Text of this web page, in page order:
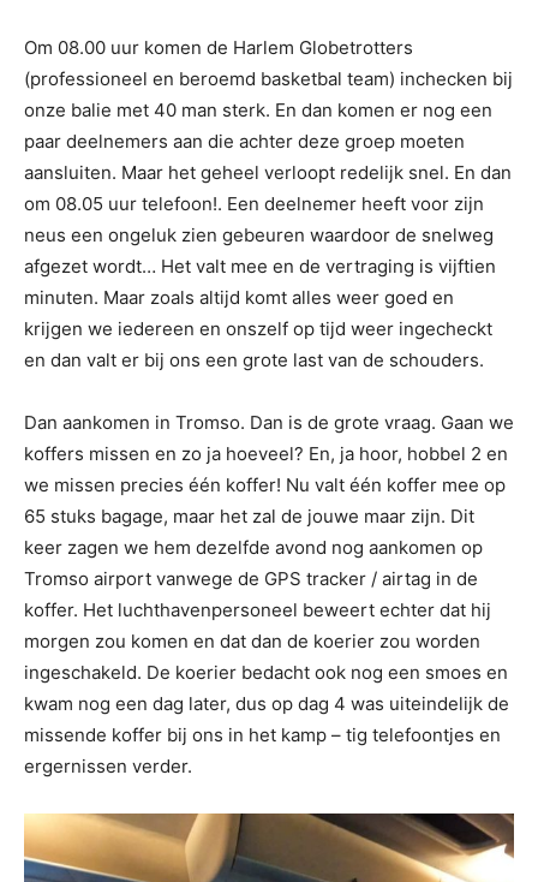
Om 08.00 uur komen de Harlem Globetrotters
(professioneel en beroemd basketbal team) inchecken bij
onze balie met 40 man sterk. En dan komen er nog een
paar deelnemers aan die achter deze groep moeten
aansluiten. Maar het geheel verloopt redelijk snel. En dan
om 08.05 uur telefoon!. Een deelnemer heeft voor zijn
neus een ongeluk zien gebeuren waardoor de snelweg
afgezet wordt… Het valt mee en de vertraging is vijftien
minuten. Maar zoals altijd komt alles weer goed en
krijgen we iedereen en onszelf op tijd weer ingecheckt
en dan valt er bij ons een grote last van de schouders.
Dan aankomen in Tromso. Dan is de grote vraag. Gaan we
koffers missen en zo ja hoeveel? En, ja hoor, hobbel 2 en
we missen precies één koffer! Nu valt één koffer mee op
65 stuks bagage, maar het zal de jouwe maar zijn. Dit
keer zagen we hem dezelfde avond nog aankomen op
Tromso airport vanwege de GPS tracker / airtag in de
koffer. Het luchthavenpersoneel beweert echter dat hij
morgen zou komen en dat dan de koerier zou worden
ingeschakeld. De koerier bedacht ook nog een smoes en
kwam nog een dag later, dus op dag 4 was uiteindelijk de
missende koffer bij ons in het kamp – tig telefoontjes en
ergernissen verder.